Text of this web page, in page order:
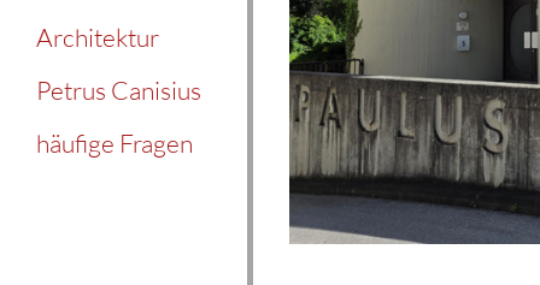
Architektur
Petrus Canisius
häufige Fragen